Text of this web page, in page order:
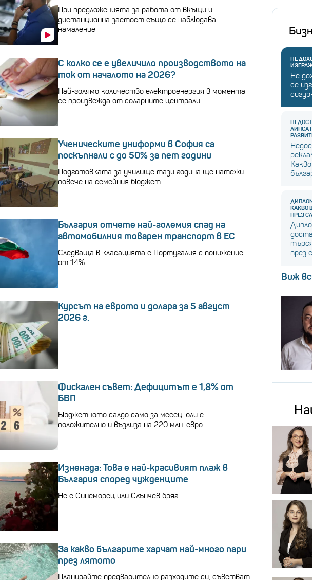
При предложенията за работа от вкъщи и
дистанционна заетост също се наблюдава
намаление
С колко се е увеличило производството на
ток от началото на 2026?
Най-голямо количество електроенергия в момента
се произвежда от соларните централи
Ученическите униформи в София са
поскъпнали с до 50% за пет години
Подготовката за училище тази година ще натежи
повече на семейния бюджет
България отчете най-големия спад на
автомобилния товарен транспорт в ЕС
Следваща в класацията е Португалия с понижение
от 14%
Курсът на еврото и долара за 5 август
2026 г.
Фискален съвет: Дефицитът е 1,8% от
БВП
Бюджетното салдо само за месец юли е
положително и възлиза на 220 млн. евро
Изненада: Това е най-красивият плаж в
България според чужденците
Не е Синеморец или Слънчев бряг
За какво българите харчат най-много пари
през лятото
Планирайте предварително разходите си, съветват
НЕ
Не
се
ЛИПСА
КАКВО
ПРЕЗ
през
Виж